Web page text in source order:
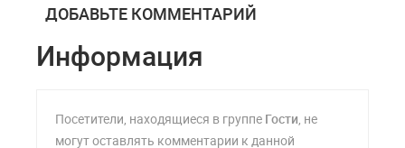
ДОБАВЬТЕ КОММЕНТАРИЙ
Информация
Посетители, находящиеся в группе Гости, не
могут оставлять комментарии к данной